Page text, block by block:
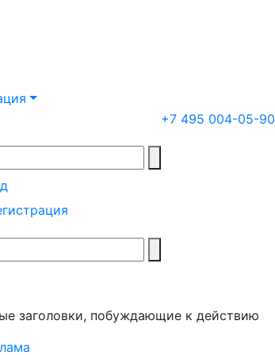
+7 495 004-05-90
заголовки, побуждающие к действию